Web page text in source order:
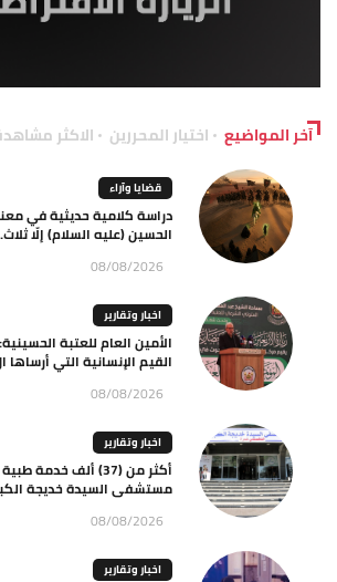
آخر المواضيع اختيار المحررين الاكثر
قضايا وآراء
دراسة كلامية حديثية في
الحسين (عليه السلام) إلّا
08/08/2026
اخبار وتقارير
الأمين العام للعتبة
القيم الإنسانية التي أرساها
08/08/2026
اخبار وتقارير
أكثر من (37) ألف
مستشفى السيدة خديجة
08/08/2026
اخبار وتقارير